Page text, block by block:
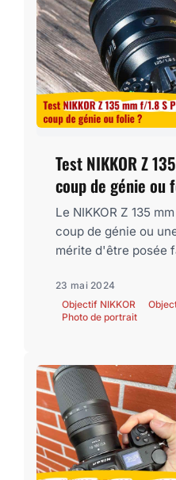
Test NIKKOR Z
coup de génie ou
Le NIKKOR Z 135
coup de génie ou
mérite d'être posée
23 mai 2024
Objectif NIKKOR
Photo de portrait